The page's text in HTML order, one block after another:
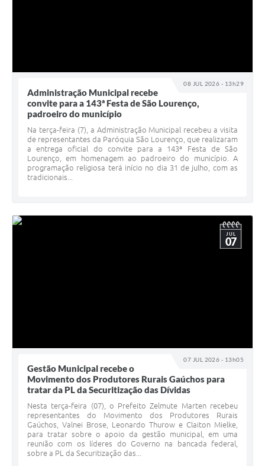
08 JUL 2026 - 13h29
Administração Municipal recebe
convite para a 143ª Festa de São Lourenço,
padroeiro do município
Na terça-feira (7), a Administração Municipal recebeu a visita
de representantes da Paróquia São Lourenço, que realizaram
a entrega oficial do convite para a 143ª Festa de São
Lourenço, em homenagem ao padroeiro do município. A
programação religiosa terá início no dia 31 de julho, com as
tradicionais...
07 JUL 2026 - 13h05
JUL
07
Gestão Municipal recebe o
Movimento dos Produtores Rurais Gaúchos para
tratar da PL da Securitização das Dívidas
Nesta terça-feira (07), o Prefeito Zelmute Marten recebeu
representantes do Movimento dos Produtores Rurais
Gaúchos, Valnei Brose, Leonardo Thurow e Claiton Mielke,
para tratar sobre o apoio da gestão municipal, em uma
reunião com os líderes do Governo na bancada federal,
sobre a PL da Securitização das...